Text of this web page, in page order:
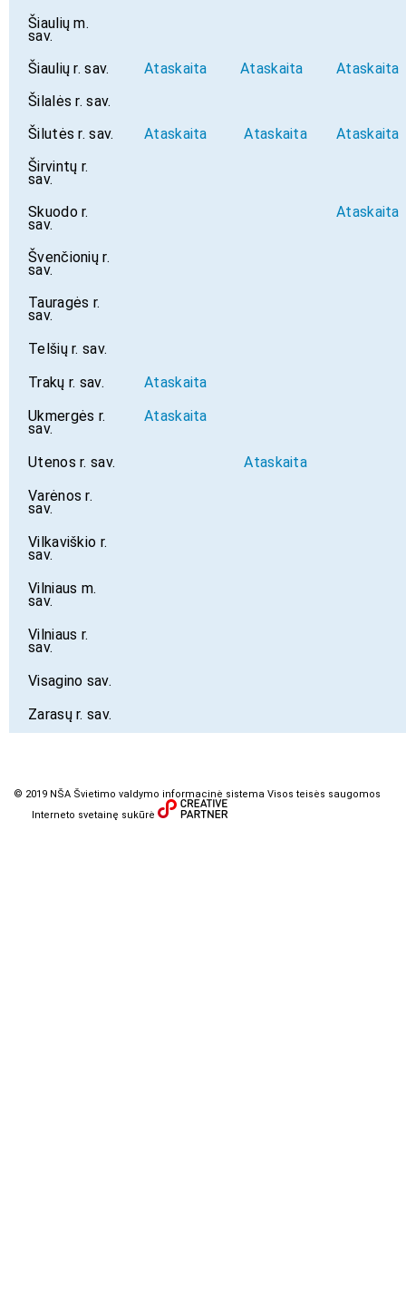
Šiaulių m.
sav.
Šiaulių r. sav.
Ataskaita Ataskaita
Ataskaita
Šilalės r. sav.
Šilutės r. sav.
Ataskaita Ataskaita
Ataskaita
Širvintų r.
sav.
Skuodo r.
sav.
Ataskaita
Švenčionių r.
sav.
Tauragės r.
sav.
Telšių r. sav.
Trakų r. sav.
Ataskaita
Ukmergės r.
sav.
Ataskaita
Utenos r. sav.
Ataskaita
Varėnos r.
sav.
Vilkaviškio r.
sav.
Vilniaus m.
sav.
Vilniaus r.
sav.
Visagino sav.
Zarasų r. sav.
© 2019 NŠA Švietimo valdymo informacinė sistema Visos teisės saugomos
Interneto svetainę sukūrė